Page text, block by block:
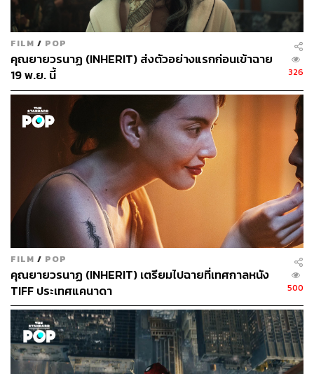
รับชมทีเซอร์ภาพยนตร์ได้ที่
พิสูจน์อักษร: ลักษณ์นารา พักตร์เพียงจันทร์
อ้างอิง:
https://thestandard.co/hanumaan-the-mantra-warrior-
ost/
TAGS: หนุมาน นักรบมนตรา RiFF Studio
ห้วงอวกาศ
นักรบมนตรา
กั้ง-อิทธิพร สุปรีชากร
ภาพยนตร์
ภาพยนตร์ไทย
เก่ง-ธชย ประทุมวรรณ
FILM / POP
คุณยายวรนาฏ (INHERIT) ส่งตัวอย่างแรกก่อนเข้าฉาย
19 พ.ย. นี้
326
FILM / POP
คุณยายวรนาฏ (INHERIT) เตรียมไปฉายที่เทศกาลหนัง
TIFF ประเทศแคนาดา
500